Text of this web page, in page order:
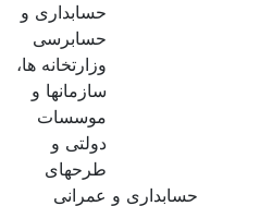
حسابداری و
حسابداری و
حسابرسی
وزارتخانه ها،
سازمانها و
موسسات
دولتی و
طرحهای
عمرانی